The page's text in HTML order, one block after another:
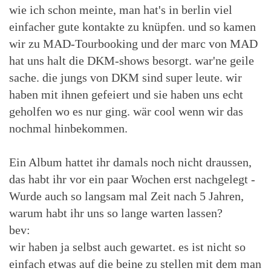
wie ich schon meinte, man hat's in berlin viel
einfacher gute kontakte zu knüpfen. und so kamen
wir zu MAD-Tourbooking und der marc von MAD
hat uns halt die DKM-shows besorgt. war'ne geile
sache. die jungs von DKM sind super leute. wir
haben mit ihnen gefeiert und sie haben uns echt
geholfen wo es nur ging. wär cool wenn wir das
nochmal hinbekommen.
Ein Album hattet ihr damals noch nicht draussen,
das habt ihr vor ein paar Wochen erst nachgelegt -
Wurde auch so langsam mal Zeit nach 5 Jahren,
warum habt ihr uns so lange warten lassen?
bev:
wir haben ja selbst auch gewartet. es ist nicht so
einfach etwas auf die beine zu stellen mit dem man